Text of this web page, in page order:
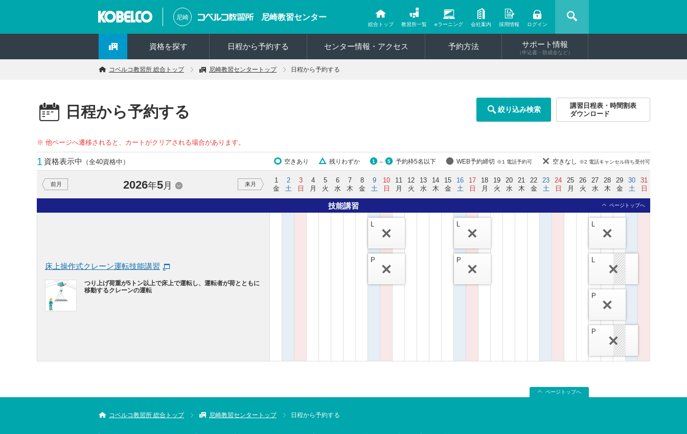
尼崎 尼崎教習センター
総合トップ 教習所一覧 eラーニング 会社案内 採用情報 ログイン
資格を探す 日程から予約する センター情報・アクセス 予約方法 サポート情報
（申込書・助成金など）
コベルコ教習所 総合トップ 尼崎教習センタートップ 日程から予約する
日程から予約する 絞り込み検索
講習日程表・時間割表
ダウンロード
※ 他ページへ遷移されると、カートがクリアされる場合があります。
1 資格表示中 （全40資格中） 空きあり 残りわずか 1 ～ 5 予約枠5名以下 WEB予約締切 ※1 電話予約可 空きなし ※2 電話キャンセル待ち受付可
前月 2026年5月 来月
1
金
2
土
3
日
4
月
5
火
6
水
7
木
8
金
9
土
10
日
11
月
12
火
13
水
14
木
15
金
16
土
17
日
18
月
19
火
20
水
21
木
22
金
23
土
24
日
25
月
26
火
27
水
28
木
29
金
30
土
31
日
技能講習 ページトップへ
床上操作式クレーン運転技能講習
つり上げ荷重が5トン以上で床上で運転し、運転者が荷とともに
移動するクレーンの運転
L
P
L
P
L
L
P
P
ページトップへ
コベルコ教習所 総合トップ 尼崎教習センタートップ 日程から予約する